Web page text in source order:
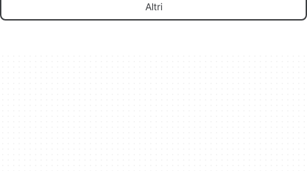
temi e plugin.
Altri